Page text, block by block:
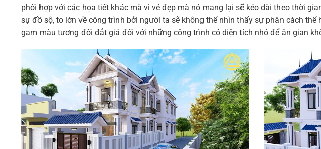
phối hợp với các họa tiết khác mà vì vẻ đẹp mà nó mang lại sẽ kéo dài theo thời
sự đồ sộ, to lớn về công trình bởi người ta sẽ không thể nhìn thấy sự phân cách
gam màu tương đối đắt giá đối với những công trình có diện tích nhỏ để ăn gian